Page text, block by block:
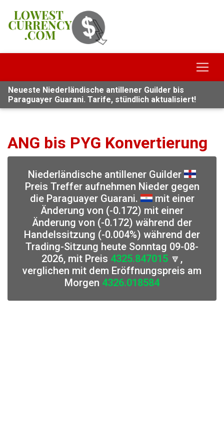
Neueste Niederländische antillener Guilder bis
Paraguayer Guarani. Tarife, stündlich aktualisiert!
ANG bis PYG Konvertierung
Niederländische antillener Guilder
Preis Treffer aufnehmen Nieder gegen
die Paraguayer Guarani.
mit einer
Änderung von (-0.172) mit einer
Änderung von (-0.172) während der
Handelssitzung (-0.004%) während der
Trading-Sitzung heute Sonntag 09-08-
2026, mit Preis 4325.847015 🔽,
verglichen mit dem Eröffnungspreis am
Morgen 4326.018584